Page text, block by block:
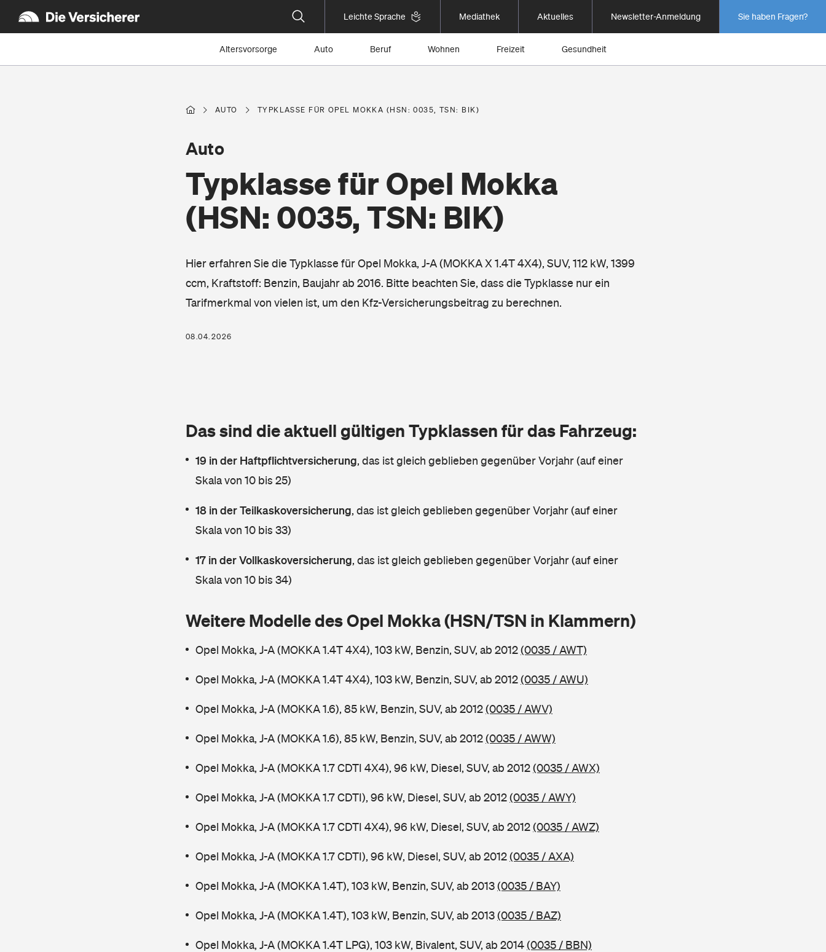
Leichte Sprache Mediathek Aktuelles Newsletter-Anmeldung Sie haben Fragen?
Altersvorsorge Auto Beruf Wohnen Freizeit Gesundheit
AUTO TYPKLASSE FÜR OPEL MOKKA (HSN: 0035, TSN: BIK)
Typklasse für Opel Mokka
(HSN: 0035, TSN: BIK)
Auto
Hier erfahren Sie die Typklasse für Opel Mokka, J-A (MOKKA X 1.4T 4X4), SUV, 112 kW, 1399
ccm, Kraftstoff: Benzin, Baujahr ab 2016. Bitte beachten Sie, dass die Typklasse nur ein
Tarifmerkmal von vielen ist, um den Kfz-Versicherungsbeitrag zu berechnen.
08.04.2026
Das sind die aktuell gültigen Typklassen für das Fahrzeug:
19 in der Haftpflichtversicherung, das ist gleich geblieben gegenüber Vorjahr (auf einer
Skala von 10 bis 25)
18 in der Teilkaskoversicherung, das ist gleich geblieben gegenüber Vorjahr (auf einer
Skala von 10 bis 33)
17 in der Vollkaskoversicherung, das ist gleich geblieben gegenüber Vorjahr (auf einer
Skala von 10 bis 34)
Weitere Modelle des Opel Mokka (HSN/TSN in Klammern)
Opel Mokka, J-A (MOKKA 1.4T 4X4), 103 kW, Benzin, SUV, ab 2012(0035 / AWT)
Opel Mokka, J-A (MOKKA 1.4T 4X4), 103 kW, Benzin, SUV, ab 2012(0035 / AWU)
Opel Mokka, J-A (MOKKA 1.6), 85 kW, Benzin, SUV, ab 2012(0035 / AWV)
Opel Mokka, J-A (MOKKA 1.6), 85 kW, Benzin, SUV, ab 2012(0035 / AWW)
Opel Mokka, J-A (MOKKA 1.7 CDTI 4X4), 96 kW, Diesel, SUV, ab 2012(0035 / AWX)
Opel Mokka, J-A (MOKKA 1.7 CDTI), 96 kW, Diesel, SUV, ab 2012(0035 / AWY)
Opel Mokka, J-A (MOKKA 1.7 CDTI 4X4), 96 kW, Diesel, SUV, ab 2012(0035 / AWZ)
Opel Mokka, J-A (MOKKA 1.7 CDTI), 96 kW, Diesel, SUV, ab 2012(0035 / AXA)
Opel Mokka, J-A (MOKKA 1.4T), 103 kW, Benzin, SUV, ab 2013(0035 / BAY)
Opel Mokka, J-A (MOKKA 1.4T), 103 kW, Benzin, SUV, ab 2013(0035 / BAZ)
Opel Mokka, J-A (MOKKA 1.4T LPG), 103 kW, Bivalent, SUV, ab 2014(0035 / BBN)